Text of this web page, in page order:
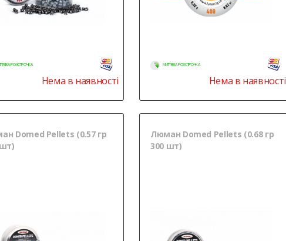
РОЗСТРОЧКА
Нема в наявності
МИТТЄВА РОЗСТРОЧКА
Нема в наявності
Domed Pellets (0.57 гр
Люман Domed Pellets (0.68 гр
300 шт)